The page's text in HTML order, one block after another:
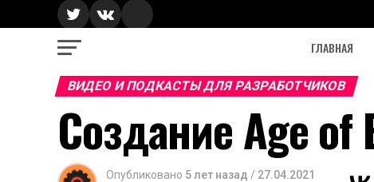
ГЛАВНАЯ
ВИДЕО И ПОДКАСТЫ ДЛЯ РАЗРАБОТЧИКОВ
Создание Age of
Опубликовано 5 лет назад / 27.04.2021